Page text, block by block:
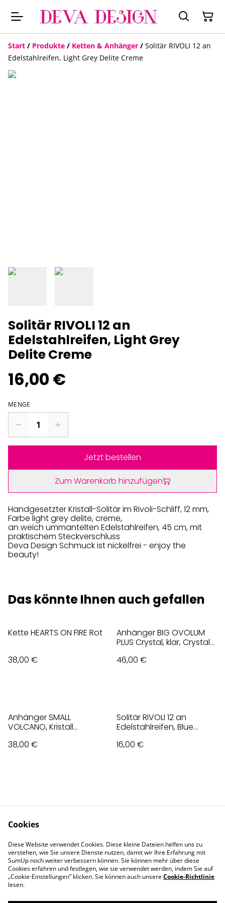
Start / Produkte / Ketten & Anhänger / Solitär RIVOLI 12 an
Edelstahlreifen, Light Grey Delite Creme
Solitär RIVOLI 12 an
Edelstahlreifen, Light Grey
Delite Creme
16,00 €
MENGE
Jetzt bestellen
Zum Warenkorb hinzufügen
Handgesetzter Kristall-Solitär im Rivoli-Schliff, 12 mm,
Farbe light grey delite, creme,
an weich ummantelten Edelstahlreifen, 45 cm, mit
praktischem Steckverschluss
Deva Design Schmuck ist nickelfrei - enjoy the
beauty!
Das könnte Ihnen auch gefallen
Kette HEARTS ON FIRE Rot
38,00 €
Anhänger BIG OVOLUM
PLUS Crystal, klar, Crystal
46,00 €
Anhänger SMALL
VOLCANO, Kristall
Gaultier
38,00 €
Solitär RIVOLI 12 an
Edelstahlreifen, Blue
16,00 €
Privacy Policy
Cookie Policy
Impressum
Cookies
Diese Website verwendet Cookies. Diese kleine Dateien helfen uns zu
verstehen, wie Sie unsere Dienste nutzen, damit wir Ihre Erfahrung mit
SumUp noch weiter verbessern können. Sie können mehr über diese
Cookies erfahren und festlegen, wie sie verwendet werden, indem Sie auf
„Cookie-Einstellungen” klicken. Sie können auch unsereCookie-Richtlinie
lesen.